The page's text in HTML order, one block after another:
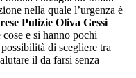
nella quale l’urgenza è
Pulizie Oliva Gessi
e si hanno pochi
di scegliere tra
il da farsi senza